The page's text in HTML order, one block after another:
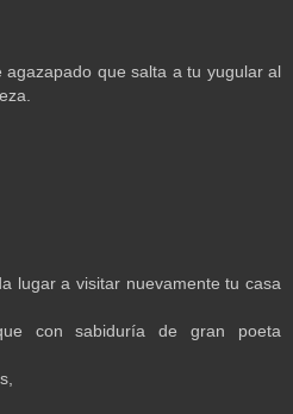
agazapado que salta a tu yugular al
lugar a visitar nuevamente tu casa
con sabiduría de gran poeta